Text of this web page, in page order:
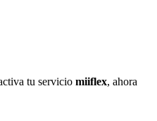
tu servicio miiflex, ahora